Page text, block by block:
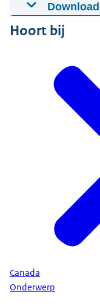
Vertical
27-11-2019
Hoort bij
Canada
Onderwerp